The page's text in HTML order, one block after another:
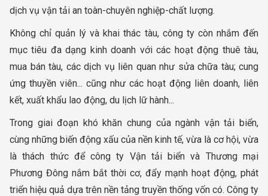
dịch vụ vận tải an toàn-chuyên nghiệp-chất lượng.
Không chỉ quản lý và khai thác tàu, công ty còn nhắm đến
mục tiêu đa dạng kinh doanh với các hoạt động thuê tàu,
mua bán tàu, các dịch vụ liên quan như sửa chữa tàu; cung
ứng thuyền viên... cũng như các hoạt động liên doanh, liên
kết, xuất khẩu lao động, du lịch lữ hành...
Trong giai đoạn khó khăn chung của ngành vận tải biển,
cùng những biến động xấu của nền kinh tế, vừa là cơ hội, vừa
là thách thức để công ty Vận tải biển và Thương mại
Phương Đông nắm bắt thời cơ, đẩy mạnh hoạt động, phát
triển hiệu quả dựa trên nền tảng truyền thống vốn có. Công ty